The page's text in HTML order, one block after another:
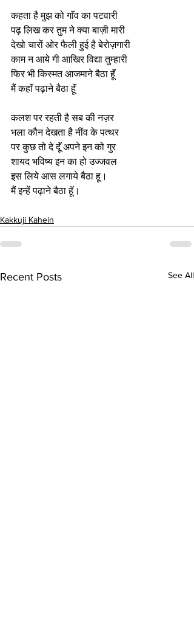
कहता है मुझ को गाॅंव का पटवारी
पढ़ लिख कर तुम ने क्या बाज़ी मारी
देखो चारों ओर फैली हुई है बेरोज़गारी
काम न आये गी आखिर विद्या तुम्हारी
फिर भी किस्मत आजमाने बैठा हूॅं
मैं कहाॅं पढ़ाने बैठा हूॅं
कलश पर रहती है सब की नज़र
भला कौन देखता है नींव के पत्थर
पर कुछ तो दे दूॅं अपने इन को गुर
शायद भविष्य इन का हो उज्जवल
इस लिये आस लगाये बैठा हू।
मैं इन्हें पढ़ाने बैठा हूॅ।
Kakkuji Kahein
Recent Posts See All